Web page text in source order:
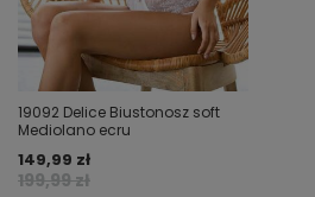
19092 Delice Biustonosz soft
Mediolano ecru
199,99 zł
149,99 zł